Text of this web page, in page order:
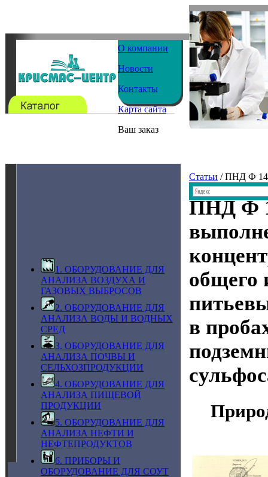
О компании
Новости
Контакты
Карта сайта
Ваш заказ
1. ОБОРУДОВАНИЕ ДЛЯ
АНАЛИЗА ВОЗДУХА И
ГАЗОВЫХ ВЫБРОСОВ
2. ОБОРУДОВАНИЕ ДЛЯ
АНАЛИЗА ВОДЫ И ВОДНЫХ
СРЕД
3. ОБОРУДОВАНИЕ ДЛЯ
АНАЛИЗА ПОЧВЫ И
СЕЛЬХОЗПРОДУКЦИИ
4. ОБОРУДОВАНИЕ ДЛЯ
АНАЛИЗА ПИЩЕВОЙ
ПРОДУКЦИИ
5. ОБОРУДОВАНИЕ ДЛЯ
АНАЛИЗА НЕФТИ И
НЕФТЕПРОДУКТОВ
6. ПРИБОРЫ И
ОБОРУДОВАНИЕ ДЛЯ СОУТ
Статьи / ПНД Ф
ПНД Ф
общего
в